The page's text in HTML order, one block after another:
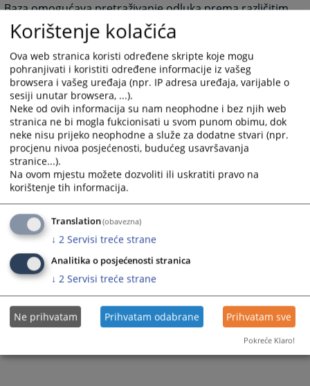
Baza omogućava pretraživanje odluka prema različitim
kriterijima te doprinosi ujednačavanju disciplinske
prakse, jačanju pravne sigurnosti i povjerenja javnosti
u odgovornost i integritet pravosuđa.
Za pristup Bazi disciplinskih odluka kliknite na sljedeći
link:https://disciplinskeodluke.pravosudje.ba/
751VIEWS
Links
Baza disciplinskih odluka
Korištenje kolačića
Ova web stranica koristi određene skripte koje mogu
pohranjivati i koristiti određene informacije iz vašeg
browsera i vašeg uređaja (npr. IP adresa uređaja, varijable o
sesiji unutar browsera, ...).
Neke od ovih informacija su nam neophodne i bez njih web
stranica ne bi mogla fukcionisati u svom punom obimu, dok
neke nisu prijeko neophodne a služe za dodatne stvari (npr.
procjenu nivoa posjećenosti, budućeg usavršavanja
stranice...).
Na ovom mjestu možete dozvoliti ili uskratiti pravo na
korištenje tih informacija.
Translation(obavezna)
↓ 2 Servisi treće strane
Analitika o posjećenosti stranica
↓ 2 Servisi treće strane
Ne prihvatam Prihvatam odabrane Prihvatam sve
Pokreće Klaro!